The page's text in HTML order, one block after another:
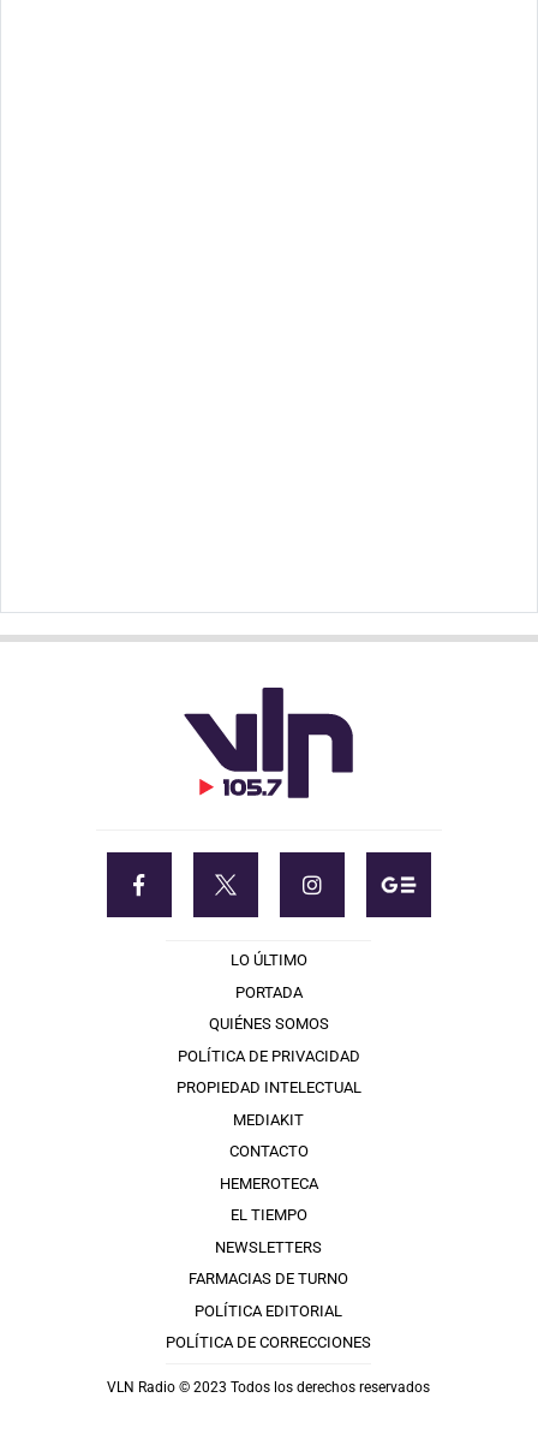
LO ÚLTIMO
PORTADA
QUIÉNES SOMOS
POLÍTICA DE PRIVACIDAD
PROPIEDAD INTELECTUAL
MEDIAKIT
CONTACTO
HEMEROTECA
EL TIEMPO
NEWSLETTERS
FARMACIAS DE TURNO
POLÍTICA EDITORIAL
POLÍTICA DE CORRECCIONES
VLN Radio © 2023 Todos los derechos reservados